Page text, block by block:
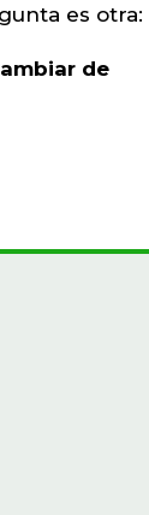
es otra:
de